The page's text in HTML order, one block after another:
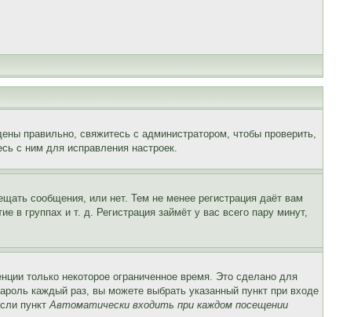
правильно, свяжитесь с администратором, чтобы проверить,
с ним для исправления настроек.
сообщения, или нет. Тем не менее регистрация даёт вам
группах и т. д. Регистрация займёт у вас всего пару минут,
только некоторое ограниченное время. Это сделано для
каждый раз, вы можете выбрать указанный пункт при входе
пунктАвтоматически входить при каждом посещении